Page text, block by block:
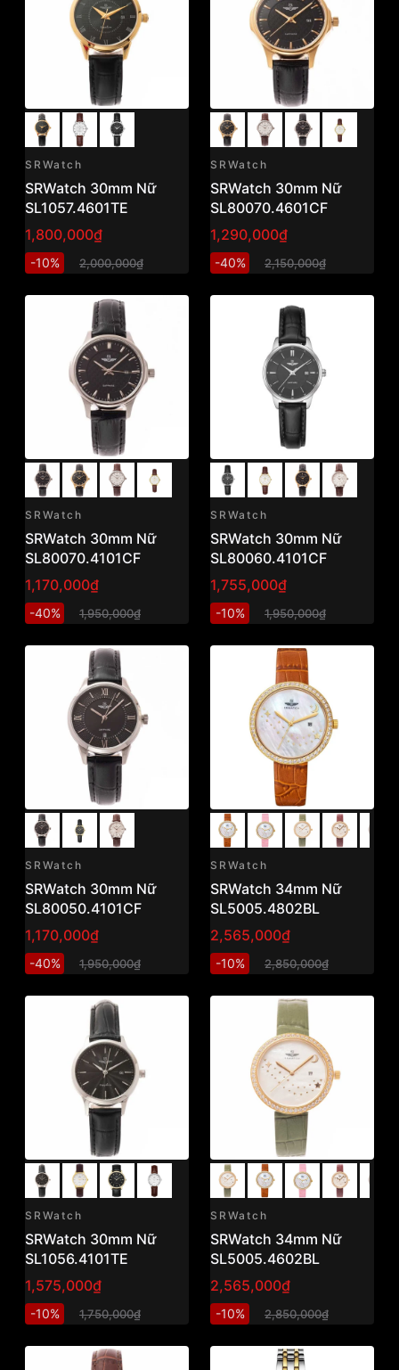
SRWatch
SRWatch 30mm Nữ
SL1057.4601TE
1,800,000₫
-10% 2,000,000₫
SRWatch
SRWatch 30mm Nữ
SL80070.4601CF
1,290,000₫
-40% 2,150,000₫
SRWatch
SRWatch 30mm Nữ
SL80070.4101CF
1,170,000₫
-40% 1,950,000₫
SRWatch
SRWatch 30mm Nữ
SL80060.4101CF
1,755,000₫
-10% 1,950,000₫
SRWatch
SRWatch 30mm Nữ
SL80050.4101CF
1,170,000₫
-40% 1,950,000₫
SRWatch
SRWatch 34mm Nữ
SL5005.4802BL
2,565,000₫
-10% 2,850,000₫
SRWatch
SRWatch 30mm Nữ
SL1056.4101TE
1,575,000₫
-10% 1,750,000₫
SRWatch
SRWatch 34mm Nữ
SL5005.4602BL
2,565,000₫
-10% 2,850,000₫